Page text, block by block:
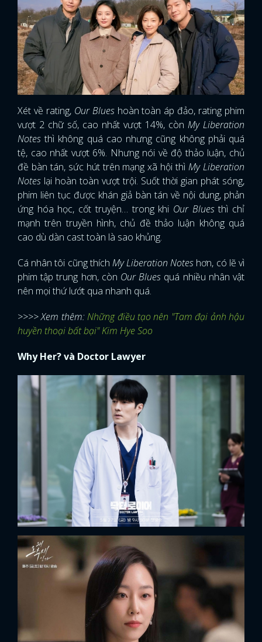
Xét về rating, Our Blueshoàn toàn áp đảo, rating phim
vượt 2 chữ số, cao nhất vượt 14%, còn My Liberation
Notes thì không quá cao nhưng cũng không phải quá
tệ, cao nhất vượt 6%. Nhưng nói về độ thảo luận, chủ
đề bàn tán, sức hút trên mạng xã hội thìMy Liberation
Notes lại hoàn toàn vượt trội. Suốt thời gian phát sóng,
phim liên tục được khán giả bàn tán về nội dung, phản
ứng hóa học, cốt truyện… trong khi Our Bluesthì chỉ
mạnh trên truyền hình, chủ đề thảo luận không quá
cao dù dàn cast toàn là sao khủng.
Cá nhân tôi cũng thích My Liberation Notes hơn, có lẽ vì
phim tập trung hơn, còn Our Blues quá nhiều nhân vật
nên mọi thứ lướt qua nhanh quá.
>>>> Xem thêm:Những điều tạo nên "Tam đại ảnh hậu
huyền thoại bất bại" Kim Hye Soo
Why Her? và Doctor Lawyer